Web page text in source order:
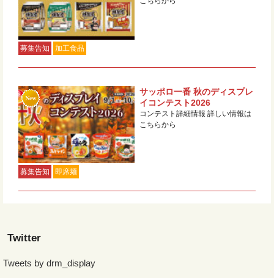
募集告知 加工食品
募集告知 即席麺
サッポロ一番 秋のディスプレ
イコンテスト2026
コンテスト詳細情報 詳しい情報は
こちらから
Twitter
Tweets by drm_display